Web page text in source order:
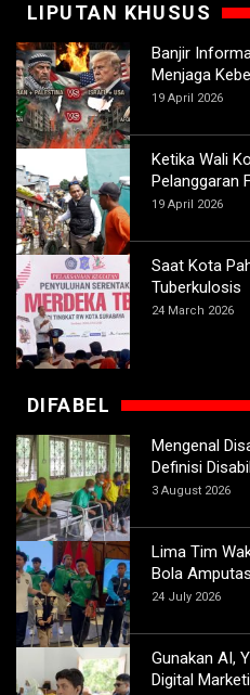
LIPUTAN KHUSUS
Banjir
Menjaga
19 April 2026
Ketika Wali
Pelanggaran
19 April 2026
Saat Kota
Tuberkulosis
24 March 2026
DIFABEL
Mengenal
Definisi
3 August 2026
Lima Tim
Bola
24 July 2026
Gunakan AI,
Digital